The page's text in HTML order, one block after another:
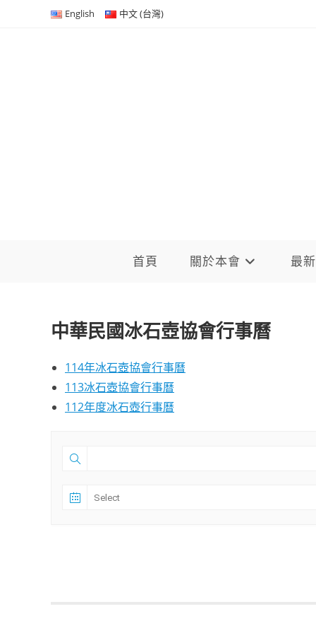
English 中文 (台灣)
首頁 關於本會 最
中華民國冰石壺協會行事曆
114年冰石壺協會行事曆
113冰石壺協會行事曆
112年度冰石壺行事曆